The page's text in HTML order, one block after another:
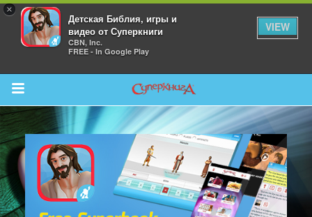
×
Детская Библия, игры и
видео от Суперкниги
CBN, Inc.
FREE - In Google Play
VIEW
Return to Content